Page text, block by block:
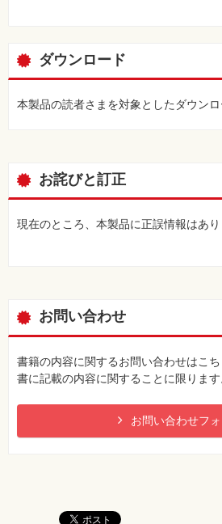
ダウンロード
本製品の読者さまを対象としたダウンロ
お詫びと訂正
現在のところ、本製品に正誤情報はあり
お問い合わせ
書籍の内容に関するお問い合わせはこ
書に記載の内容に関することに限ります
お問い合わせフ